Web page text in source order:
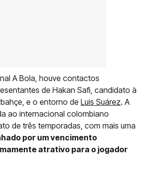
A Bola, houve contactos
de Hakan Safi, candidato à
e o entorno de Luis Suárez. A
ao internacional colombiano
de três temporadas, com mais uma
por um vencimento
atrativo para o jogador